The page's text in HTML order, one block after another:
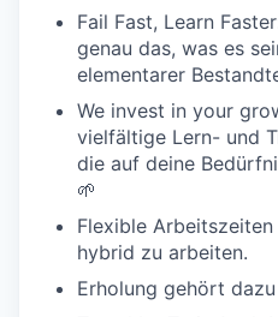
Fail Fast, Learn
genau das, was es
elementarer
We invest in your
vielfältige Lern- und
die auf deine
🌱
Flexible
hybrid zu arbeiten.
Erholung gehört